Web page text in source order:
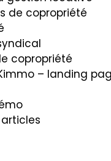
de copropriété
copropriété
– landing